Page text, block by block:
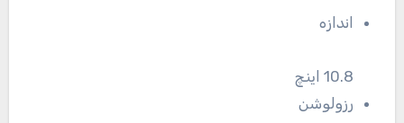
اندازه
10.8 اینچ
رزولوشن